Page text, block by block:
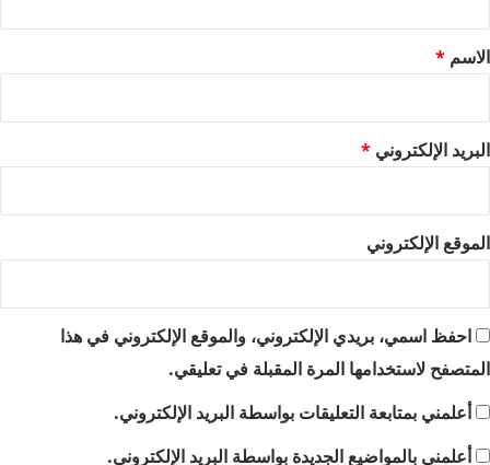
*
الاسم *
البريد الإلكتروني *
الموقع الإلكتروني
احفظ اسمي، بريدي الإلكتروني، والموقع الإلكتروني في هذا
المتصفح لاستخدامها المرة المقبلة في تعليقي.
أعلمني بمتابعة التعليقات بواسطة البريد الإلكتروني.
أعلمني بالمواضيع الجديدة بواسطة البريد الإلكتروني.